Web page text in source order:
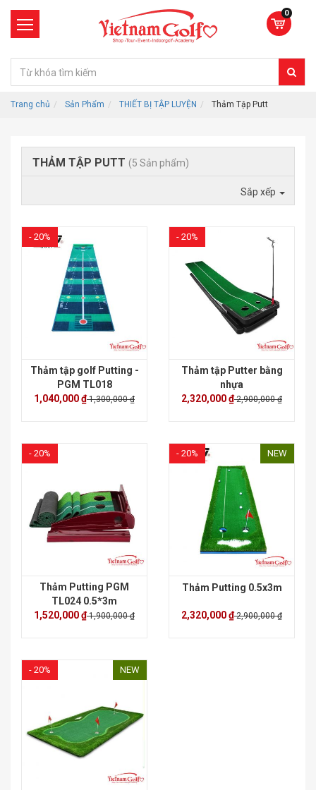
0
Trang chủ Sản Phẩm THIẾT BỊ TẬP LUYỆN Thảm Tập Putt
THẢM TẬP PUTT (5 Sản phẩm)
Sắp xếp
- 20%
Thảm tập golf Putting -
PGM TL018
1,040,000 ₫1,300,000 ₫
- 20%
Thảm tập Putter bằng
nhựa
2,320,000 ₫2,900,000 ₫
- 20%
Thảm Putting PGM
TL024 0.5*3m
1,520,000 ₫1,900,000 ₫
- 20% NEW
Thảm Putting 0.5x3m
2,320,000 ₫2,900,000 ₫
- 20% NEW